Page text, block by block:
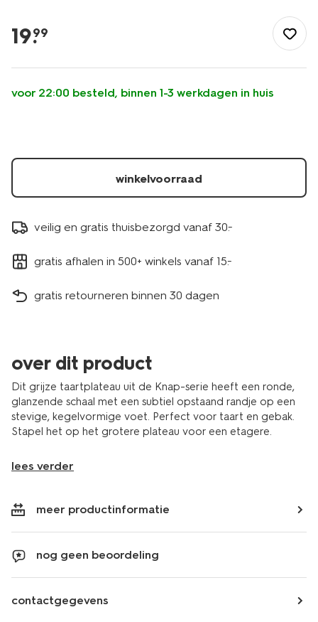
tafelen/servies/kommen-
schalen/taartplateau-
knap-
bone-
19.
99
voor 22:00 besteld, binnen 1-3 werkdagen in huis
winkelvoorraad
veilig en gratis thuisbezorgd vanaf 30.-
gratis afhalen in 500+ winkels vanaf 15.-
gratis retourneren binnen 30 dagen
over dit product
Dit grijze taartplateau uit de Knap-serie heeft een ronde,
glanzende schaal met een subtiel opstaand randje op een
stevige, kegelvormige voet. Perfect voor taart en gebak.
Stapel het op het grotere plateau voor een etagere.
lees verder
meer productinformatie
nog geen beoordeling
contactgegevens